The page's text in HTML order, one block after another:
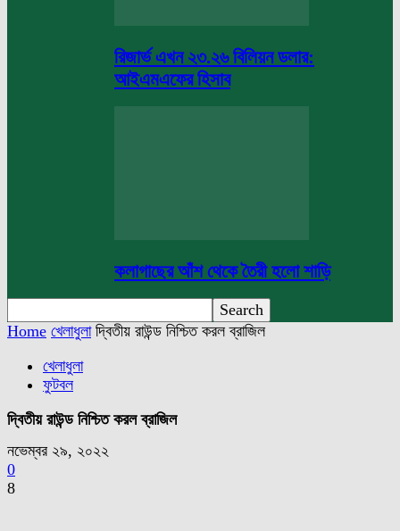
রিজার্ভ এখন ২৩.২৬ বিলিয়ন ডলার:
আইএমএফের হিসাব
কলাগাছের আঁশ থেকে তৈরী হলো শাড়ি
Home খেলাধুলা দ্বিতীয় রাউন্ড নিশ্চিত করল ব্রাজিল
খেলাধুলা
ফুটবল
দ্বিতীয় রাউন্ড নিশ্চিত করল ব্রাজিল
নভেম্বর ২৯, ২০২২
0
8